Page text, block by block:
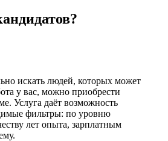
искать людей, которых может
у вас, можно приобрести
Услуга даёт возможность
фильтры: по уровню
лет опыта, зарплатным